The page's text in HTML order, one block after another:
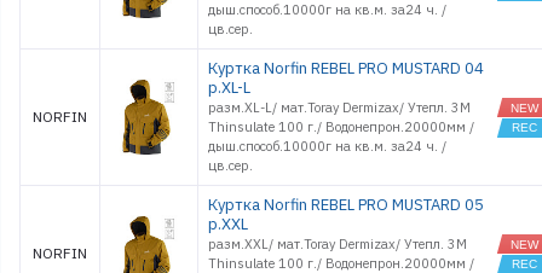
дыш.способ.10000г на кв.м. за24 ч. /
цв.cер.
NORFIN
Куртка Norfin REBEL PRO MUSTARD 04
р.XL-L
разм.XL-L/ мат.Toray Dermizax/ Утепл. 3M
Thinsulate 100 г./ Водонепрон.20000мм /
дыш.способ.10000г на кв.м. за24 ч. /
цв.cер.
NORFIN
Куртка Norfin REBEL PRO MUSTARD 05
р.XXL
разм.XXL/ мат.Toray Dermizax/ Утепл. 3M
Thinsulate 100 г./ Водонепрон.20000мм /